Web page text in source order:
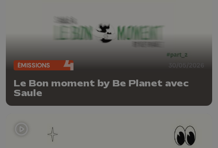
ÉMISSIONS 30/05/2026
Le Bon moment by Be Planet avec
Saule